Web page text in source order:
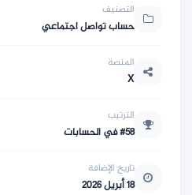
التصنيف
حساب تواصل اجتماعي
المنصة
X
الترتيب
#58 في الحسابات
تاريخ الإضافة
18 أبريل 2026